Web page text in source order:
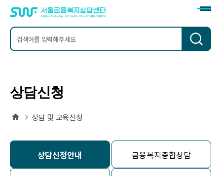
검
색
상담신청
홈 상담 및 교육신청
상담신청안내 금융복지종합상담